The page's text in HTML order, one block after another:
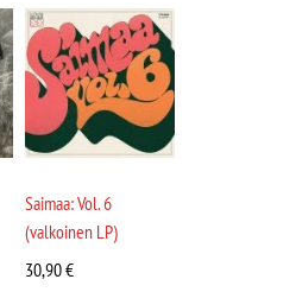
Saimaa: Vol. 6
(valkoinen LP)
30,90€